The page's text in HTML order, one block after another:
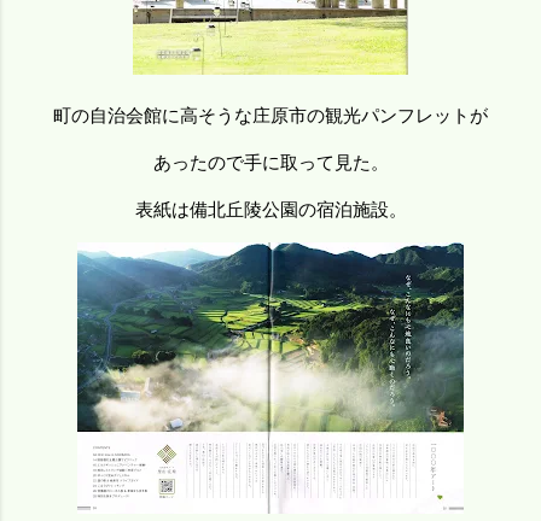
町の自治会館に高そうな庄原市の観光パンフレットが
あったので手に取って見た。
表紙は備北丘陵公園の宿泊施設。